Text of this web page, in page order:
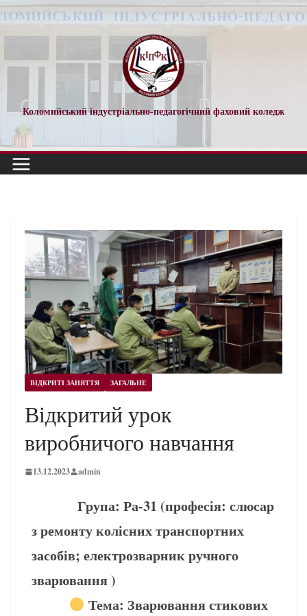
Коломийський індустріально-педагогічний фаховий коледж
ВІДКРИТІ ЗАНЯТТЯ ЗАГАЛЬНЕ
Відкритий урок
виробничого навчання
13.12.2023 admin
Група: Ра-31 (професія: слюсар
з ремонту колісних транспортних
засобів; електрозварник ручного
зварювання )
Тема: Зварювання стикових